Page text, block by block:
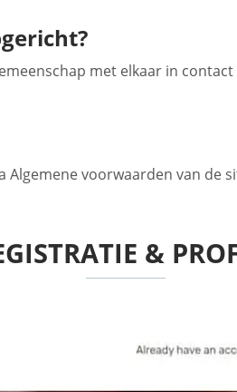
met elkaar in
voorwaarden van de
&